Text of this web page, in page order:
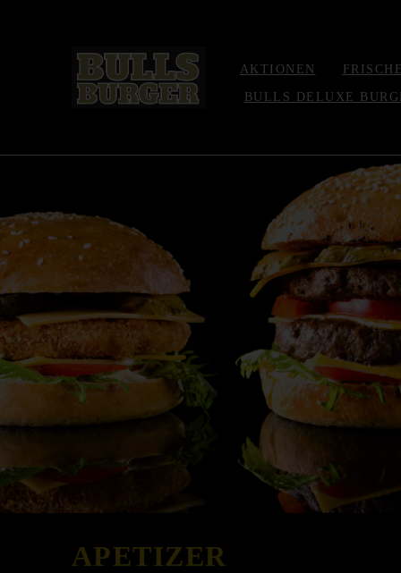
AKTIONEN
BULLS DELUXE
APETIZER